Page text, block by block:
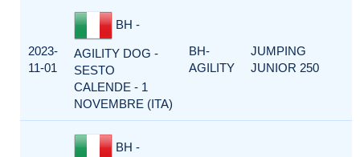
2023-
11-01
BH -
AGILITY DOG -
SESTO
CALENDE - 1
NOVEMBRE (ITA)
BH-
AGILITY
JUMPING
JUNIOR 250
BH -